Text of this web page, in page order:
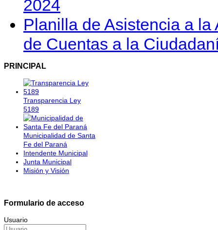
2024
Planilla de Asistencia a
de Cuentas a la
PRINCIPAL
Transparencia Ley
5189
Municipalidad de Santa
Fe del Paraná
Intendente Municipal
Junta Municipal
Misión y Visión
Formulario de acceso
Usuario